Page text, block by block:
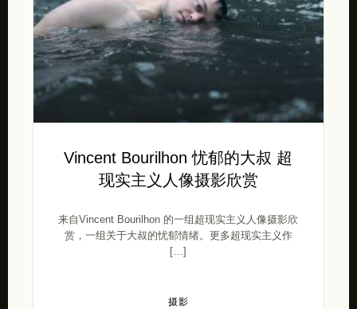
Vincent Bourilhon 忧郁的大叔 超
现实主义人像摄影欣赏
来自Vincent Bourilhon 的一组超现实主义人像摄影欣
赏，一组关于大叔的忧郁情绪。更多超现实主义作
[…]
摄影